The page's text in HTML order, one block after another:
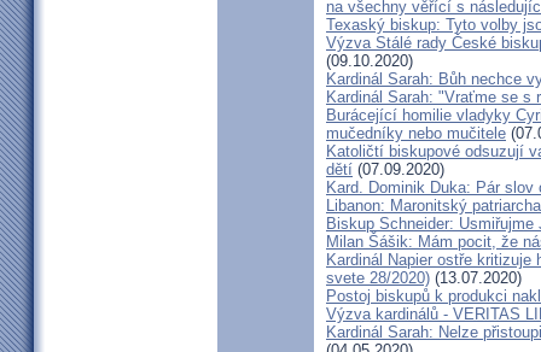
na všechny věřící s
Texaský biskup: Tyto volby
Výzva Stálé rady České
(09.10.2020)
Kardinál Sarah: Bůh nechce
Kardinál Sarah: "Vraťme se s
Burácející homilie vladyky
mučedníky nebo mučitele
Katoličtí biskupové odsuzují
dětí (07.09.2020)
Kard. Dominik Duka: Pár slov
Libanon: Maronitský
Biskup Schneider:
Milan Šášik: Mám pocit, že
Kardinál Napier ostře
svete 28/2020) (13.07.2020)
Postoj biskupů k produkci
Výzva kardinálů - VERITAS
Kardinál Sarah: Nelze